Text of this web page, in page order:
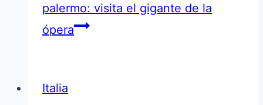
palermo: visita el gigante de la
ópera
Italia